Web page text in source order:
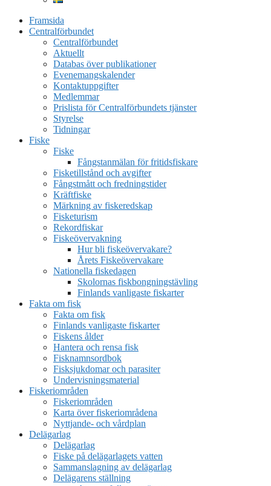
Framsida
Centralförbundet
Centralförbundet
Aktuellt
Databas över publikationer
Evenemangskalender
Kontaktuppgifter
Medlemmar
Prislista för Centralförbundets tjänster
Styrelse
Tidningar
Fiske
Fiske
Fångstanmälan för fritidsfiskare
Fisketillstånd och avgifter
Fångstmått och fredningstider
Kräftfiske
Märkning av fiskeredskap
Fisketurism
Rekordfiskar
Fiskeövervakning
Hur bli fiskeövervakare?
Årets Fiskeövervakare
Nationella fiskedagen
Skolornas fiskbongningstävling
Finlands vanligaste fiskarter
Fakta om fisk
Fakta om fisk
Finlands vanligaste fiskarter
Fiskens ålder
Hantera och rensa fisk
Fisknamnsordbok
Fisksjukdomar och parasiter
Undervisningsmaterial
Fiskeriområden
Fiskeriområden
Karta över fiskeriområdena
Nyttjande- och vårdplan
Delägarlag
Delägarlag
Fiske på delägarlagets vatten
Sammanslagning av delägarlag
Delägarens ställning